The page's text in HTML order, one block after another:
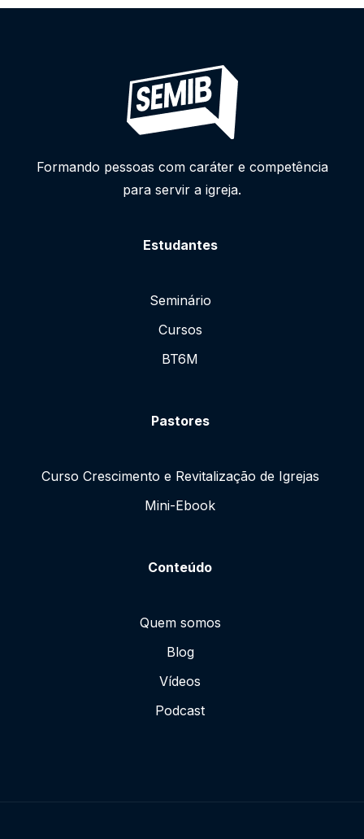
Formando pessoas com caráter e competência
para servir a igreja.
Estudantes
Seminário
Cursos
BT6M
Pastores
Curso Crescimento e Revitalização de Igrejas
Mini-Ebook
Conteúdo
Quem somos
Blog
Vídeos
Podcast